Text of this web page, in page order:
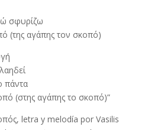
σφυρίζω
(της αγάπης τον σκοπό)
πάντα
(στης αγάπης το σκοπό)”
letra y melodía por Vasilis